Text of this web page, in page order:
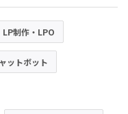
LP制作・LPO
ットボット